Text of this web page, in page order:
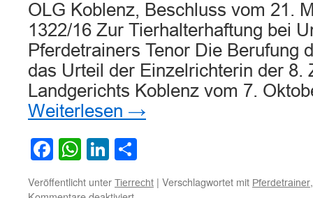
OLG Koblenz, Beschluss vom 21.
1322/16 Zur Tierhalterhaftung bei
Pferdetrainers Tenor Die Berufung
das Urteil der Einzelrichterin der 8.
Landgerichts Koblenz vom 7.
Weiterlesen →
Facebook
WhatsApp
LinkedIn
Veröffentlicht unter Tierrecht | Verschlagwortet mit Pferdetrainer